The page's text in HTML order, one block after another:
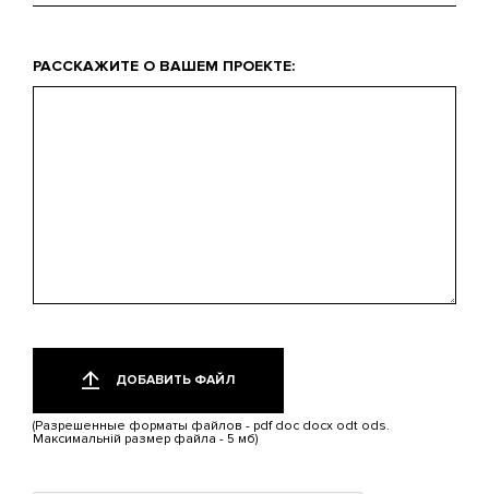
Что
вас
РАССКАЖИТЕ О ВАШЕМ ПРОЕКТЕ:
Добавить
ДОБАВИТЬ ФАЙЛ
(Разрешенные форматы файлов - pdf doc docx odt ods.
Максимальній размер файла - 5 мб)
Только
5
МБ.